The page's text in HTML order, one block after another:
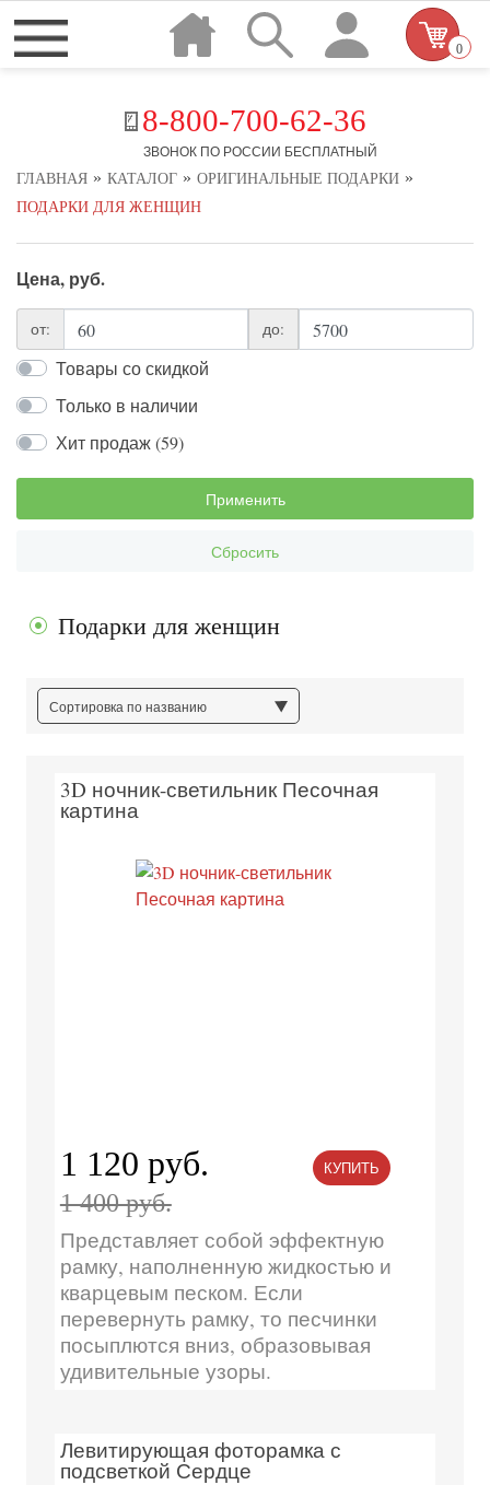
8-800-700-62-36
ЗВОНОК ПО РОССИИ БЕСПЛАТНЫЙ
0
ГЛАВНАЯ » КАТАЛОГ » ОРИГИНАЛЬНЫЕ ПОДАРКИ »
ПОДАРКИ ДЛЯ ЖЕНЩИН
Цена, руб.
от: до:
Товары со скидкой
Только в наличии
Хит продаж (59)
Применить
Сбросить
Подарки для женщин
Сортировка по названию
3D ночник-светильник Песочная
картина
1 120 руб.
1 400 руб.
КУПИТЬ
Представляет собой эффектную
рамку, наполненную жидкостью и
кварцевым песком. Если
перевернуть рамку, то песчинки
посыплются вниз, образовывая
удивительные узоры.
Левитирующая фоторамка с
подсветкой Сердце